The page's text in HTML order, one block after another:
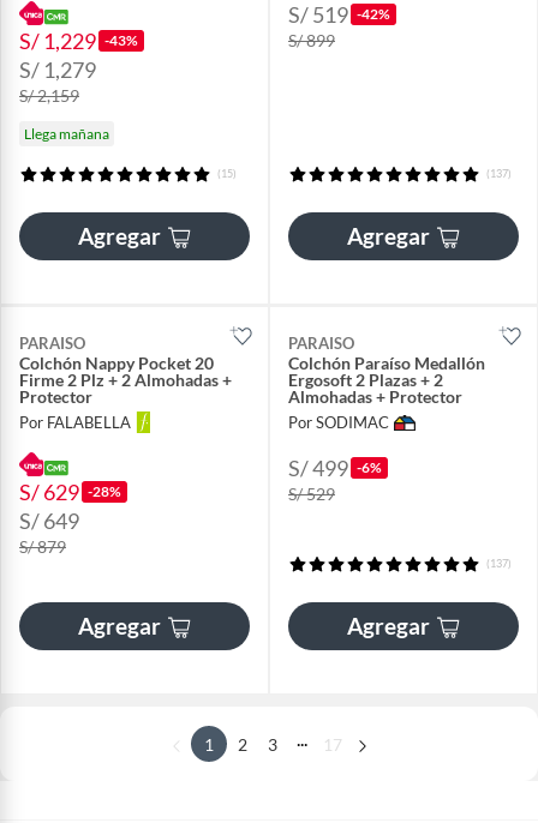
S/ 1,229 -43%
S/ 1,279
S/ 2,159
Llega mañana
(15)
Agregar
S/ 519 -42%
S/ 899
(137)
Agregar
PARAISO
Colchón Nappy Pocket 20
Firme 2 Plz + 2 Almohadas +
Protector
Por FALABELLA
S/ 629 -28%
S/ 649
S/ 879
Agregar
PARAISO
Colchón Paraíso Medallón
Ergosoft 2 Plazas + 2
Almohadas + Protector
Por SODIMAC
S/ 499 -6%
S/ 529
(137)
Agregar
1 2 3 17